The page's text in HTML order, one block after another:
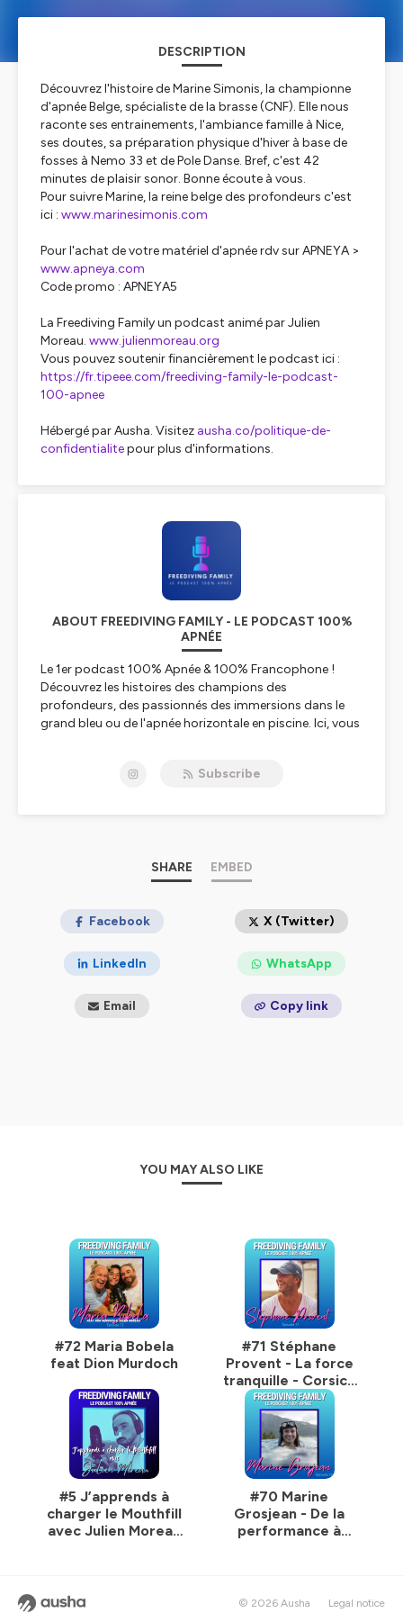
DESCRIPTION
Découvrez l'histoire de Marine Simonis, la championne
d'apnée Belge, spécialiste de la brasse (CNF). Elle nous
raconte ses entrainements, l'ambiance famille à Nice,
ses doutes, sa préparation physique d'hiver à base de
fosses à Nemo 33 et de Pole Danse. Bref, c'est 42
minutes de plaisir sonor. Bonne écoute à vous.
Pour suivre Marine, la reine belge des profondeurs c'est
ici : www.marinesimonis.com
Pour l'achat de votre matériel d'apnée rdv sur APNEYA >
www.apneya.com
Code promo : APNEYA5
La Freediving Family un podcast animé par Julien
Moreau. www.julienmoreau.org
Vous pouvez soutenir financièrement le podcast ici :
https://fr.tipeee.com/freediving-family-le-podcast-
100-apnee
Hébergé par Ausha. Visitez ausha.co/politique-de-
confidentialitepour plus d'informations.
ABOUT FREEDIVING FAMILY - LE PODCAST 100%
APNÉE
Le 1er podcast 100% Apnée & 100% Francophone !
Découvrez les histoires des champions des
profondeurs, des passionnés des immersions dans le
grand bleu ou de l'apnée horizontale en piscine. Ici, vous
Hébergé par Ausha. Visitez
ausha.co/politique-de-
Subscribe
SHARE EMBED
Facebook X (Twitter)
LinkedIn WhatsApp
Email Copy link
YOU MAY ALSO LIKE
#72 Maria Bobela
feat Dion Murdoch
#71 Stéphane
Provent - La force
tranquille - Corsica
Freediving - 7min+
STA & 90m
freediver
#5 J’apprends à
charger le Mouthfill
avec Julien Moreau
#70 Marine
Grosjean - De la
performance à
© 2026 Ausha Legal notice